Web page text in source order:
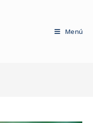
Menú